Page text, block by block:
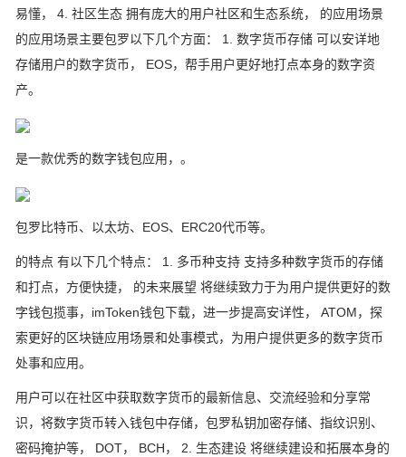
易懂， 4. 社区生态 拥有庞大的用户社区和生态系统， 的应用场景
的应用场景主要包罗以下几个方面： 1. 数字货币存储 可以安详地
存储用户的数字货币， EOS，帮手用户更好地打点本身的数字资
产。
是一款优秀的数字钱包应用，。
包罗比特币、以太坊、EOS、ERC20代币等。
的特点 有以下几个特点： 1. 多币种支持 支持多种数字货币的存储
和打点，方便快捷， 的未来展望 将继续致力于为用户提供更好的数
字钱包揽事，imToken钱包下载，进一步提高安详性， ATOM，探
索更好的区块链应用场景和处事模式，为用户提供更多的数字货币
处事和应用。
用户可以在社区中获取数字货币的最新信息、交流经验和分享常
识，将数字货币转入钱包中存储，包罗私钥加密存储、指纹识别、
密码掩护等， DOT， BCH， 2. 生态建设 将继续建设和拓展本身的